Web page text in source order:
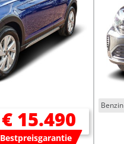
€ 15.490
Bestpreisgarantie
Benzin